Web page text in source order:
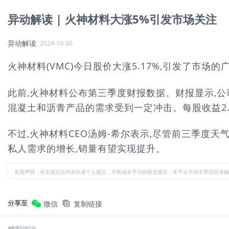
异动解读 | 火神材料大涨5%引发市场关注
异动解读 2024-10-30
火神材料(VMC)今日股价大涨5.17%,引发了市场的
此前,火神材料公布第三季度财报数据。财报显示,
混凝土和沥青产品的需求受到一定冲击。每股收益
不过,火神材料CEO汤姆-希尔表示,尽管前三季度天
私人需求的增长,销量有望实现提升。
免责声明：本文观点仅代表作者个人观点，不构成本平台的投资建议，本平台不对文章信息
分享至 微信 复制链接